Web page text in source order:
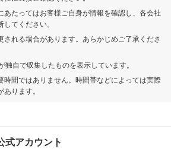
あたってはお客様ご自身が情報を確認し、各会社
てください。
される場合があります。あらかじめご了承くださ
独自で収集したものを表示しています。
時間ではありません。時間帯などによっては実際
ります。
アカウント